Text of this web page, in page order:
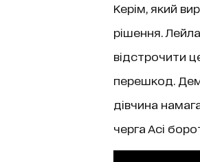
Керім, який
рішення.
відстрочити
перешкод.
дівчина
черга Асі